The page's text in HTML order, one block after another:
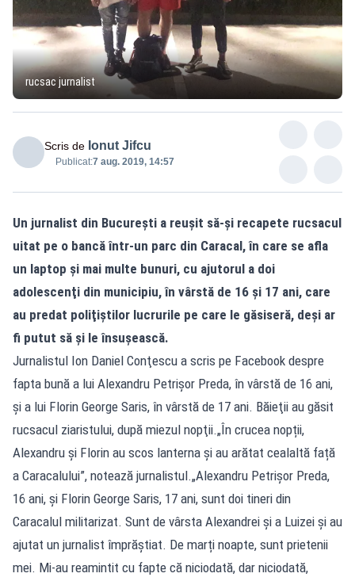
rucsac jurnalist
Scris de Ionut Jifcu
Publicat:7 aug. 2019, 14:57
Un jurnalist din Bucureşti a reuşit să-şi recapete rucsacul
uitat pe o bancă într-un parc din Caracal, în care se afla
un laptop şi mai multe bunuri, cu ajutorul a doi
adolescenţi din municipiu, în vârstă de 16 şi 17 ani, care
au predat poliţiştilor lucrurile pe care le găsiseră, deşi ar
fi putut să şi le însuşească.
Jurnalistul Ion Daniel Conţescu a scris pe Facebook despre
fapta bună a lui Alexandru Petrişor Preda, în vârstă de 16 ani,
şi a lui Florin George Saris, în vârstă de 17 ani. Băieţii au găsit
rucsacul ziaristului, după miezul nopţii.„În crucea nopții,
Alexandru și Florin au scos lanterna și au arătat cealaltă față
a Caracalului”, notează jurnalistul.„Alexandru Petrișor Preda,
16 ani, și Florin George Saris, 17 ani, sunt doi tineri din
Caracalul militarizat. Sunt de vârsta Alexandrei și a Luizei și au
ajutat un jurnalist împrăștiat. De marți noapte, sunt prietenii
mei. Mi-au reamintit cu fapte că niciodată, dar niciodată,